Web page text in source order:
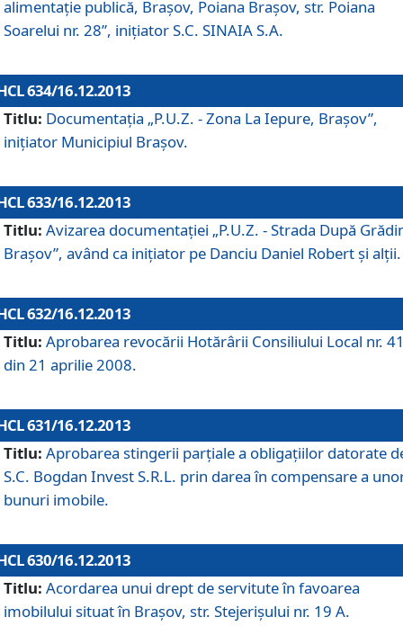
alimentaţie publică, Braşov, Poiana Braşov, str. Poiana
Soarelui nr. 28”, iniţiator S.C. SINAIA S.A.
634/16.12.2013
Titlu: Documentaţia „P.U.Z. - Zona La Iepure, Braşov”,
iniţiator Municipiul Braşov.
633/16.12.2013
Titlu: Avizarea documentaţiei „P.U.Z. - Strada După
Braşov”, având ca iniţiator pe Danciu Daniel Robert şi alţii.
632/16.12.2013
Titlu: Aprobarea revocării Hotărârii Consiliului Local nr.
din 21 aprilie 2008.
631/16.12.2013
Titlu: Aprobarea stingerii parţiale a obligaţiilor datorate
S.C. Bogdan Invest S.R.L. prin darea în compensare a
bunuri imobile.
630/16.12.2013
Titlu: Acordarea unui drept de servitute în favoarea
imobilului situat în Braşov, str. Stejerişului nr. 19 A.